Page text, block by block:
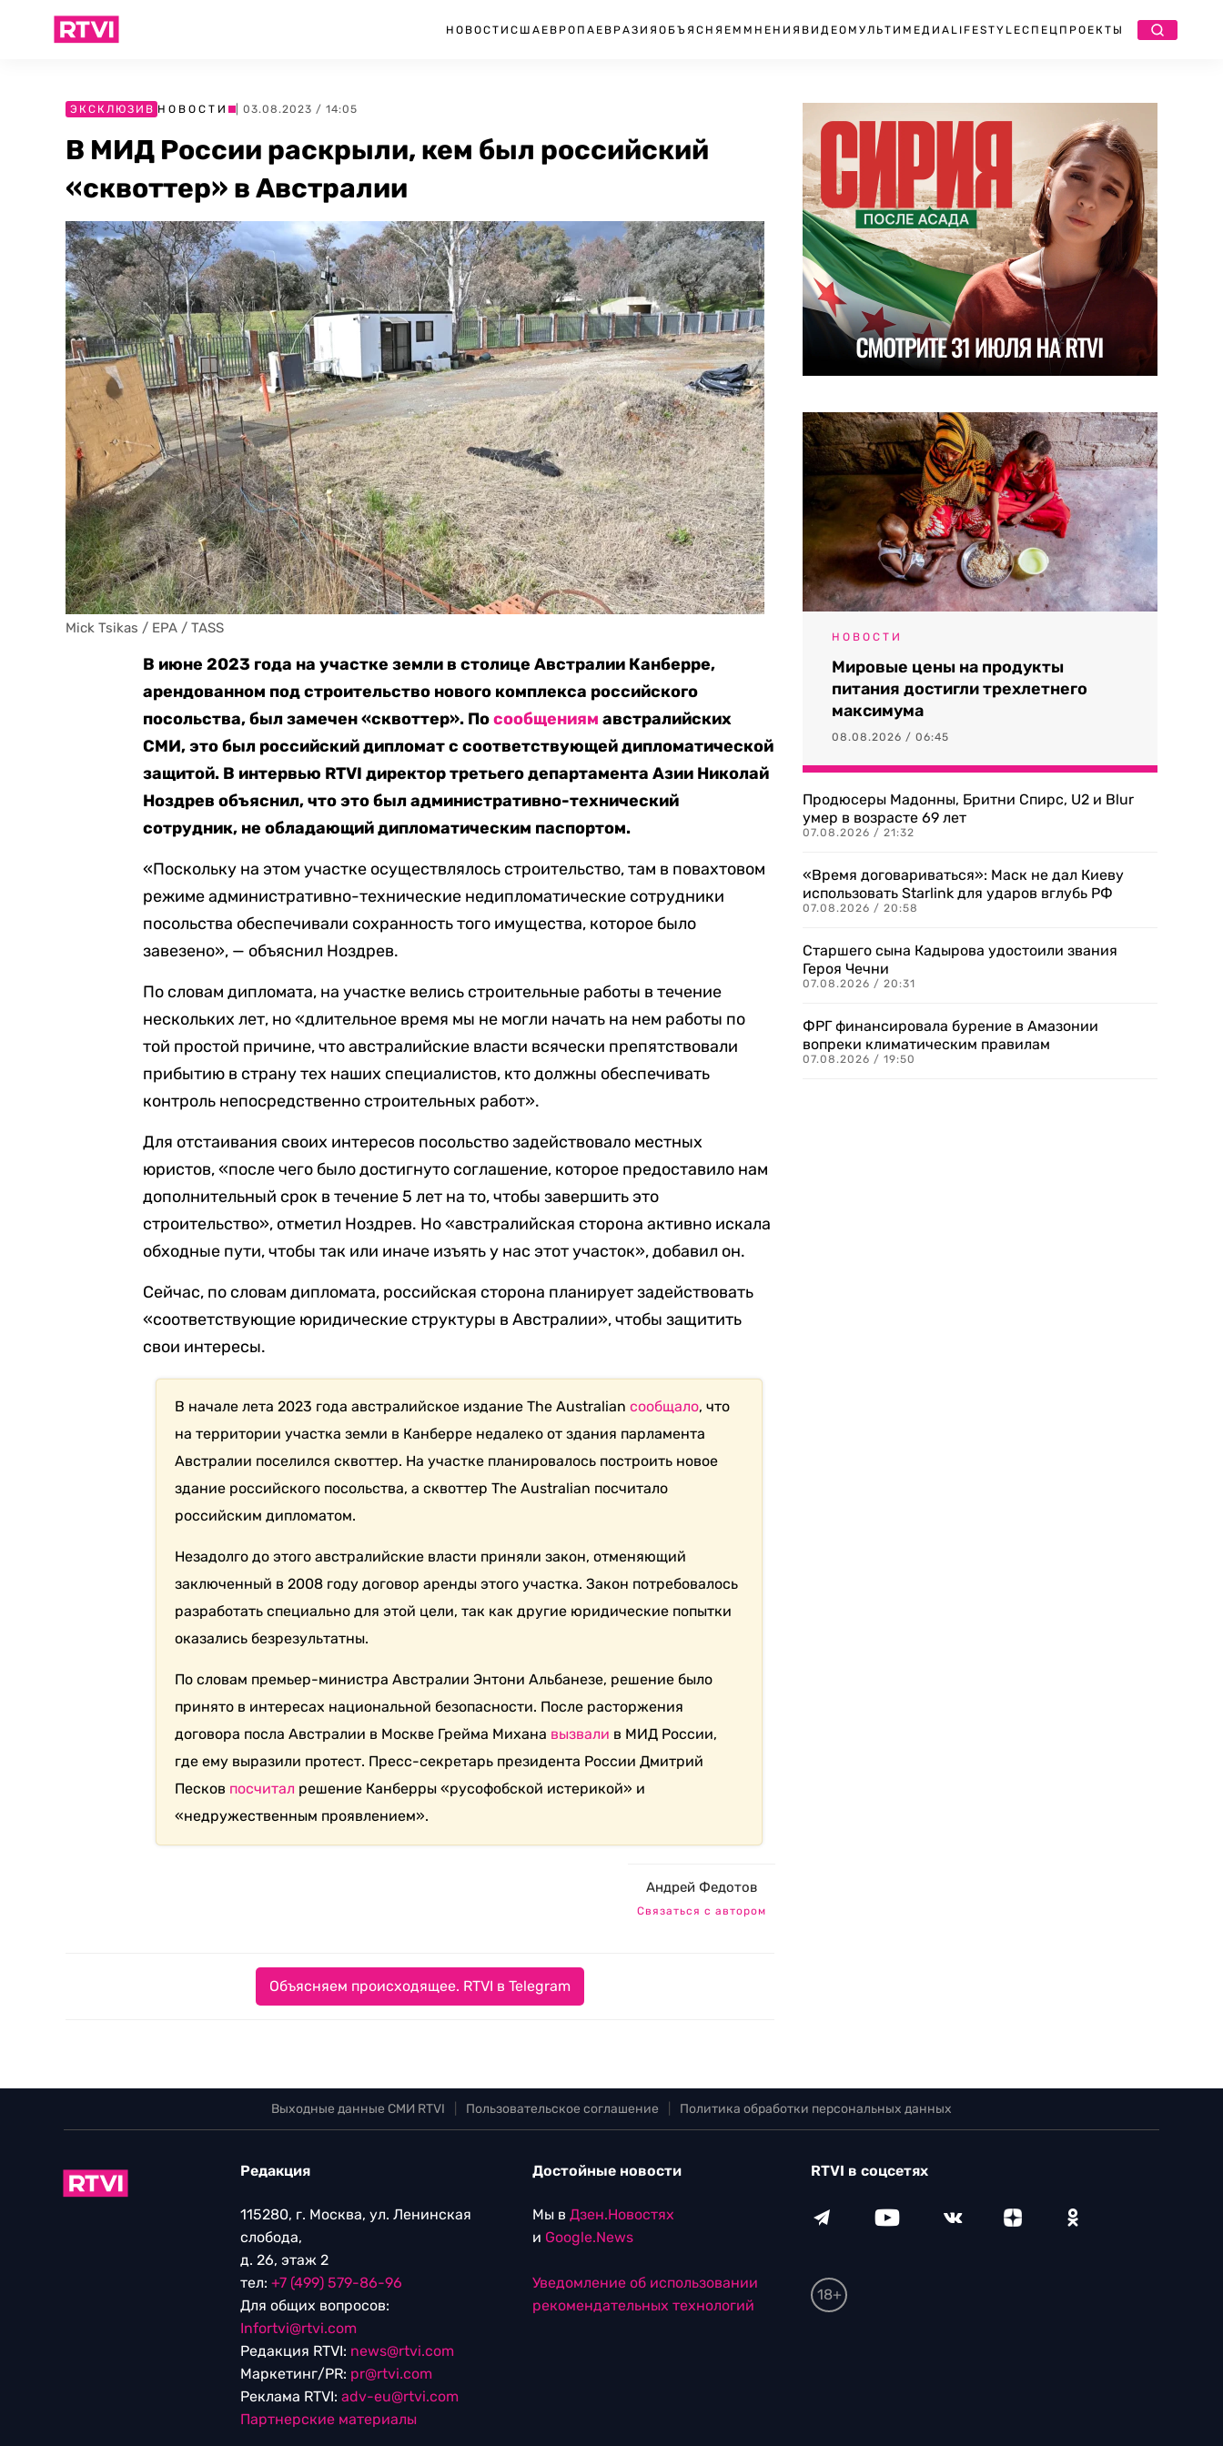
НОВОСТИ США ЕВРОПА ЕВРАЗИЯ ОБЪЯСНЯЕМ МНЕНИЯ ВИДЕО МУЛЬТИМЕДИА LIFESTYLEСПЕЦПРОЕКТЫ
ЭКСКЛЮЗИВ НОВОСТИ | 03.08.2023 / 14:05
В МИД России раскрыли, кем был российский
«сквоттер» в Австралии
Mick Tsikas / EPA / TASS
В июне 2023 года на участке земли в столице Австралии Канберре,
арендованном под строительство нового комплекса российского
посольства, был замечен «сквоттер». Посообщениям австралийских
СМИ, это был российский дипломат с соответствующей дипломатической
защитой. В интервью RTVI директор третьего департамента Азии Николай
Ноздрев объяснил, что это был административно-технический
сотрудник, не обладающий дипломатическим паспортом.
«Поскольку на этом участке осуществлялось строительство, там в повахтовом
режиме административно-технические недипломатические сотрудники
посольства обеспечивали сохранность того имущества, которое было
завезено», — объяснил Ноздрев.
По словам дипломата, на участке велись строительные работы в течение
нескольких лет, но «длительное время мы не могли начать на нем работы по
той простой причине, что австралийские власти всячески препятствовали
прибытию в страну тех наших специалистов, кто должны обеспечивать
контроль непосредственно строительных работ».
Для отстаивания своих интересов посольство задействовало местных
юристов, «после чего было достигнуто соглашение, которое предоставило нам
дополнительный срок в течение 5 лет на то, чтобы завершить это
строительство», отметил Ноздрев. Но «австралийская сторона активно искала
обходные пути, чтобы так или иначе изъять у нас этот участок», добавил он.
Сейчас, по словам дипломата, российская сторона планирует задействовать
«соответствующие юридические структуры в Австралии», чтобы защитить
свои интересы.
В начале лета 2023 года австралийское издание The Australianсообщало, что
на территории участка земли в Канберре недалеко от здания парламента
Австралии поселился сквоттер. На участке планировалось построить новое
здание российского посольства, а сквоттер The Australian посчитало
российским дипломатом.
Незадолго до этого австралийские власти приняли закон, отменяющий
заключенный в 2008 году договор аренды этого участка. Закон потребовалось
разработать специально для этой цели, так как другие юридические попытки
оказались безрезультатны.
По словам премьер-министра Австралии Энтони Альбанезе, решение было
принято в интересах национальной безопасности. После расторжения
договора посла Австралии в Москве Грейма Михана вызвали в МИД России,
где ему выразили протест. Пресс-секретарь президента России Дмитрий
Песков посчитал решение Канберры «русофобской истерикой» и
«недружественным проявлением».
Андрей Федотов
Связаться с автором
Объясняем происходящее. RTVI в Telegram
НОВОСТИ
Мировые цены на продукты
питания достигли трехлетнего
максимума
08.08.2026 / 06:45
Продюсеры Мадонны, Бритни Спирс, U2 и Blur
умер в возрасте 69 лет
07.08.2026 / 21:32
«Время договариваться»: Маск не дал Киеву
использовать Starlink для ударов вглубь РФ
07.08.2026 / 20:58
Старшего сына Кадырова удостоили звания
Героя Чечни
07.08.2026 / 20:31
ФРГ финансировала бурение в Амазонии
вопреки климатическим правилам
07.08.2026 / 19:50
Выходные данные СМИ RTVI Пользовательское соглашение Политика обработки персональных данных
Редакция
115280, г. Москва, ул. Ленинская
слобода,
д. 26, этаж 2
тел: +7 (499) 579-86-96
Для общих вопросов:
Infortvi@rtvi.com
Редакция RTVI: news@rtvi.com
Маркетинг/PR: pr@rtvi.com
Реклама RTVI: adv-eu@rtvi.com
Партнерские материалы
Достойные новости
Мы в Дзен.Новостях
и Google.News
Уведомление об использовании
рекомендательных технологий
RTVI в соцсетях
18+